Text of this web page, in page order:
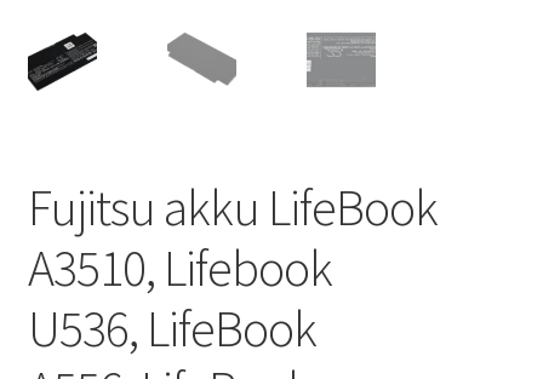
Fujitsu akku LifeBook
A3510, Lifebook
U536, LifeBook